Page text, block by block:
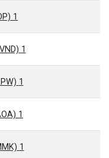
1 AED = 0.6376 (TOP)
1 AED = 6,764.1711 (VND)
1 AED = 245.0292 (KPW)
1 AED = 248.4327 (AOA)
1 AED = 884.2730 (MMK)